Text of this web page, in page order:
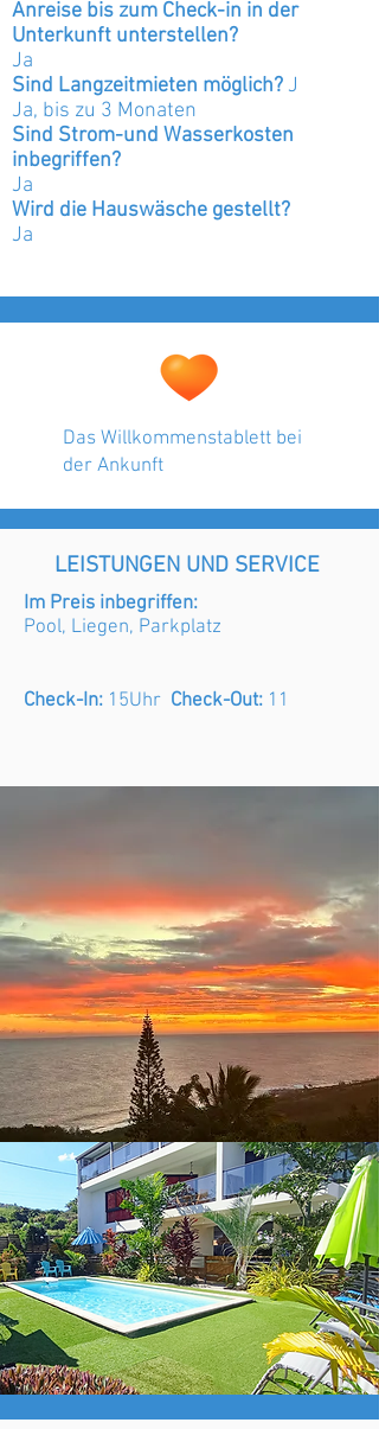
Anreise bis zum Check-in in der
Unterkunft unterstellen?
Ja
Sind Langzeitmieten möglich? J
Ja, bis zu 3 Monaten
Sind Strom-und Wasserkosten
inbegriffen?
Ja
Wird die Hauswäsche gestellt?
Ja
Das Willkommenstablett bei
der Ankunft
LEISTUNGEN UND SERVICE
Im Preis inbegriffen:
Pool, Liegen, Parkplatz
Check-In: 15Uhr Check-Out: 11